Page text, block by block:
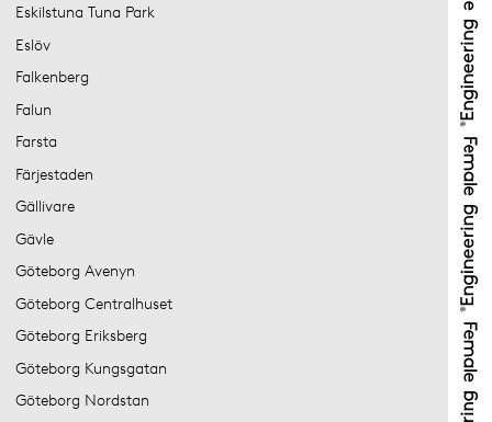
Eskilstuna Tuna Park
Eslöv
Falkenberg
Falun
Farsta
Färjestaden
Gällivare
Gävle
Göteborg Avenyn
Göteborg Centralhuset
Göteborg Eriksberg
Göteborg Kungsgatan
Göteborg Nordstan